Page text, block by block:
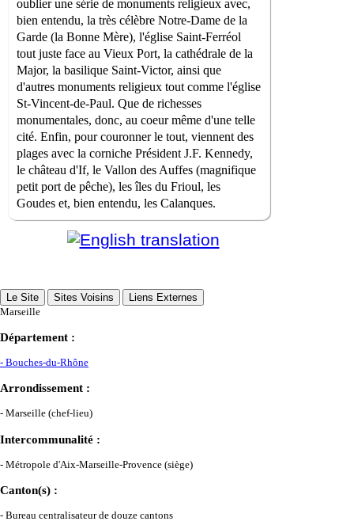
oublier une série de monuments religieux avec,
bien entendu, la très célèbre Notre-Dame de la
Garde (la Bonne Mère), l'église Saint-Ferréol
tout juste face au Vieux Port, la cathédrale de la
Major, la basilique Saint-Victor, ainsi que
d'autres monuments religieux tout comme l'église
St-Vincent-de-Paul. Que de richesses
monumentales, donc, au coeur même d'une telle
cité. Enfin, pour couronner le tout, viennent des
plages avec la corniche Président J.F. Kennedy,
le château d'If, le Vallon des Auffes (magnifique
petit port de pêche), les îles du Frioul, les
Goudes et, bien entendu, les Calanques.
Le Site Sites Voisins
Liens Externes
Marseille
Département :
- Bouches-du-Rhône
Arrondissement :
- Marseille (chef-lieu)
Intercommunalité :
- Métropole d'Aix-Marseille-Provence (siège)
Canton(s) :
- Bureau centralisateur de douze cantons